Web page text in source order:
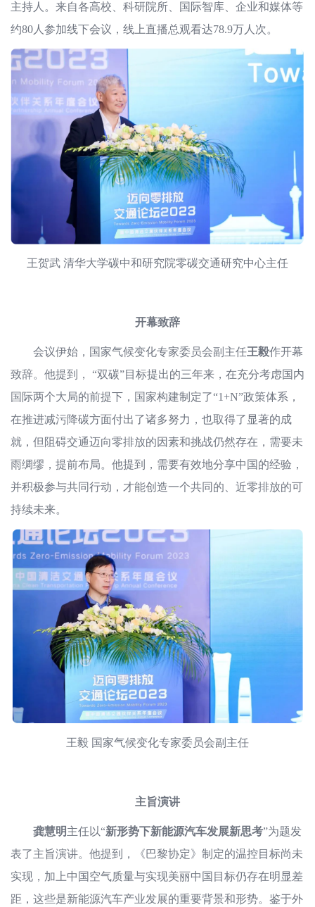
主持人。来自各高校、科研院所、国际智库、企业和媒体等
约80人参加线下会议，线上直播总观看达78.9万人次。
王贺武 清华大学碳中和研究院零碳交通研究中心主任
开幕致辞
会议伊始，国家气候变化专家委员会副主任王毅作开幕
致辞。他提到， “双碳”目标提出的三年来，在充分考虑国内
国际两个大局的前提下，国家构建制定了“1+N”政策体系，
在推进减污降碳方面付出了诸多努力，也取得了显著的成
就，但阻碍交通迈向零排放的因素和挑战仍然存在，需要未
雨绸缪，提前布局。他提到，需要有效地分享中国的经验，
并积极参与共同行动，才能创造一个共同的、近零排放的可
持续未来。
王毅 国家气候变化专家委员会副主任
主旨演讲
龚慧明主任以“新形势下新能源汽车发展新思考”为题发
表了主旨演讲。他提到，《巴黎协定》制定的温控目标尚未
实现，加上中国空气质量与实现美丽中国目标仍存在明显差
距，这些是新能源汽车产业发展的重要背景和形势。鉴于外